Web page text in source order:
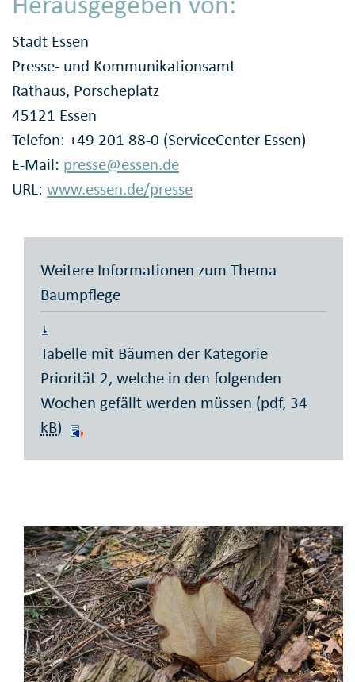
Stadt Essen
Presse- und Kommunikationsamt
Rathaus, Porscheplatz
45121 Essen
Telefon: +49 201 88-0 (ServiceCenter Essen)
E-Mail: presse@essen.de
URL: www.essen.de/presse
Weitere Informationen zum Thema
Baumpflege
Tabelle mit Bäumen der Kategorie
Priorität 2, welche in den folgenden
Wochen gefällt werden müssen (pdf, 34
kB)